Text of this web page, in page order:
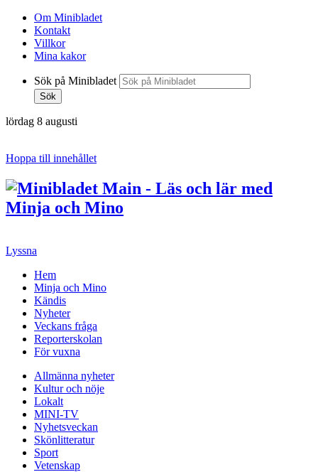
Om Minibladet
Kontakt
Villkor
Mina kakor
Sök på Minibladet
Sök
lördag 8 augusti
Hoppa till innehållet
Lyssna
Hem
Minja och Mino
Kändis
Nyheter
Veckans fråga
Reporterskolan
För vuxna
Allmänna nyheter
Kultur och nöje
Lokalt
MINI-TV
Nyhetsveckan
Skönlitteratur
Sport
Vetenskap